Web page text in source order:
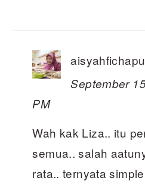
September
PM
Wah kak Liza.. itu
semua.. salah
rata.. ternyata